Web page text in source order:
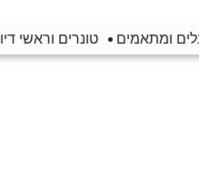
ומתאמים טונרים וראשי דיו